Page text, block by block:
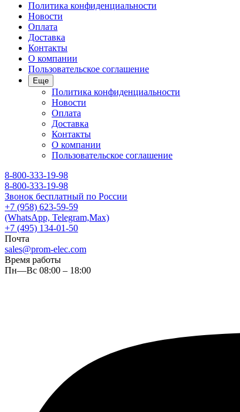
Политика конфиденциальности
Новости
Оплата
Доставка
Контакты
О компании
Пользовательское соглашение
Еще
Политика конфиденциальности
Новости
Оплата
Доставка
Контакты
О компании
Пользовательское соглашение
8-800-333-19-98
8-800-333-19-98
Звонок бесплатный по России
+7 (958) 623-59-59
(WhatsApp, Telegram,Max)
+7 (495) 134-01-50
Почта
sales@prom-elec.com
Время работы
Пн—Вс 08:00 – 18:00